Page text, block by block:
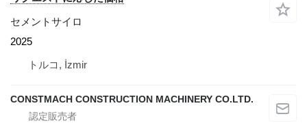
セメントサイロ
2025
トルコ, İzmir
CONSTMACH CONSTRUCTION MACHINERY CO.LTD.